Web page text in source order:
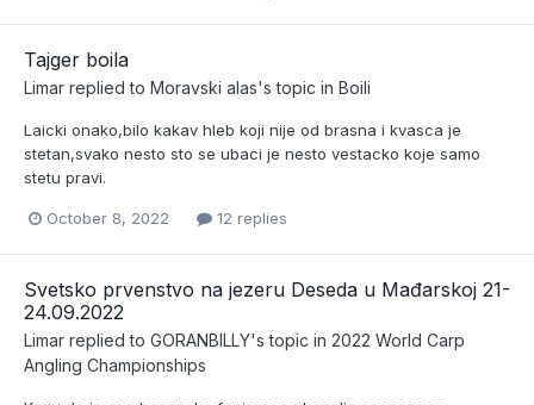
Tajger boila
Limar replied to Moravski alas's topic in Boili
Laicki onako,bilo kakav hleb koji nije od brasna i kvasca je
stetan,svako nesto sto se ubaci je nesto vestacko koje samo
stetu pravi.
October 8, 2022 12 replies
Svetsko prvenstvo na jezeru Deseda u Mađarskoj 21-
24.09.2022
Limar replied to GORANBILLY's topic in 2022 World Carp
Angling Championships